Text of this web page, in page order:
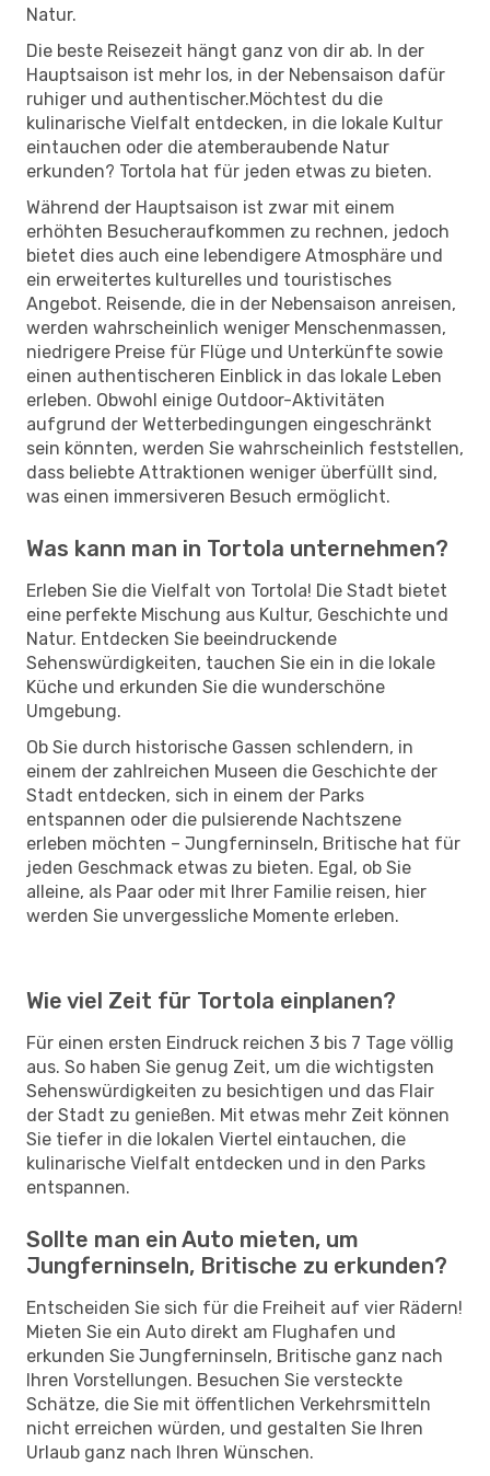
Natur.
Die beste Reisezeit hängt ganz von dir ab. In der
Hauptsaison ist mehr los, in der Nebensaison dafür
ruhiger und authentischer.Möchtest du die
kulinarische Vielfalt entdecken, in die lokale Kultur
eintauchen oder die atemberaubende Natur
erkunden? Tortola hat für jeden etwas zu bieten.
Während der Hauptsaison ist zwar mit einem
erhöhten Besucheraufkommen zu rechnen, jedoch
bietet dies auch eine lebendigere Atmosphäre und
ein erweitertes kulturelles und touristisches
Angebot. Reisende, die in der Nebensaison anreisen,
werden wahrscheinlich weniger Menschenmassen,
niedrigere Preise für Flüge und Unterkünfte sowie
einen authentischeren Einblick in das lokale Leben
erleben. Obwohl einige Outdoor-Aktivitäten
aufgrund der Wetterbedingungen eingeschränkt
sein könnten, werden Sie wahrscheinlich feststellen,
dass beliebte Attraktionen weniger überfüllt sind,
was einen immersiveren Besuch ermöglicht.
Was kann man in Tortola unternehmen?
Erleben Sie die Vielfalt von Tortola! Die Stadt bietet
eine perfekte Mischung aus Kultur, Geschichte und
Natur. Entdecken Sie beeindruckende
Sehenswürdigkeiten, tauchen Sie ein in die lokale
Küche und erkunden Sie die wunderschöne
Umgebung.
Ob Sie durch historische Gassen schlendern, in
einem der zahlreichen Museen die Geschichte der
Stadt entdecken, sich in einem der Parks
entspannen oder die pulsierende Nachtszene
erleben möchten – Jungferninseln, Britische hat für
jeden Geschmack etwas zu bieten. Egal, ob Sie
alleine, als Paar oder mit Ihrer Familie reisen, hier
werden Sie unvergessliche Momente erleben.
Wie viel Zeit für Tortola einplanen?
Für einen ersten Eindruck reichen 3 bis 7 Tage völlig
aus. So haben Sie genug Zeit, um die wichtigsten
Sehenswürdigkeiten zu besichtigen und das Flair
der Stadt zu genießen. Mit etwas mehr Zeit können
Sie tiefer in die lokalen Viertel eintauchen, die
kulinarische Vielfalt entdecken und in den Parks
entspannen.
Sollte man ein Auto mieten, um
Jungferninseln, Britische zu erkunden?
Entscheiden Sie sich für die Freiheit auf vier Rädern!
Mieten Sie ein Auto direkt am Flughafen und
erkunden Sie Jungferninseln, Britische ganz nach
Ihren Vorstellungen. Besuchen Sie versteckte
Schätze, die Sie mit öffentlichen Verkehrsmitteln
nicht erreichen würden, und gestalten Sie Ihren
Urlaub ganz nach Ihren Wünschen.